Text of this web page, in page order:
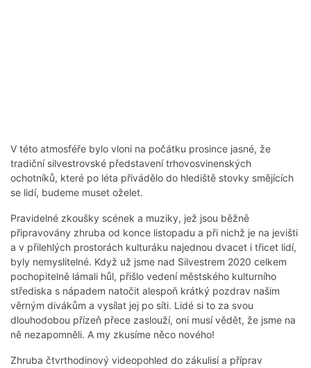
V této atmosféře bylo vloni na počátku prosince jasné, že
tradiční silvestrovské představení trhovosvinenských
ochotníků, které po léta přivádělo do hlediště stovky smějících
se lidí, budeme muset oželet.
Pravidelné zkoušky scének a muziky, jež jsou běžně
připravovány zhruba od konce listopadu a při nichž je na jevišti
a v přilehlých prostorách kulturáku najednou dvacet i třicet lidí,
byly nemyslitelné. Když už jsme nad Silvestrem 2020 celkem
pochopitelně lámali hůl, přišlo vedení městského kulturního
střediska s nápadem natočit alespoň krátký pozdrav našim
věrným divákům a vysílat jej po síti. Lidé si to za svou
dlouhodobou přízeň přece zaslouží, oni musí vědět, že jsme na
ně nezapomněli. A my zkusíme něco nového!
Zhruba čtvrthodinový videopohled do zákulisí a příprav